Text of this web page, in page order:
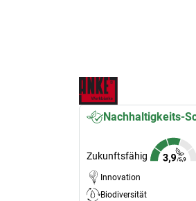
Nachhaltigkeits-
Zukunftsfähig
Innovation
Biodiversität